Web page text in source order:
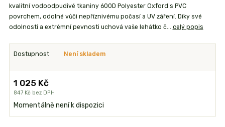
kvalitní vodoodpudivé tkaniny 600D Polyester Oxford s PVC
povrchem, odolné vůči nepříznivému počasí a UV záření. Díky své
odolnosti a extrémní pevnosti uchová vaše lehátko č... celý popis
Dostupnost Není skladem
1 025 Kč
847 Kč bez DPH
Momentálně není k dispozici